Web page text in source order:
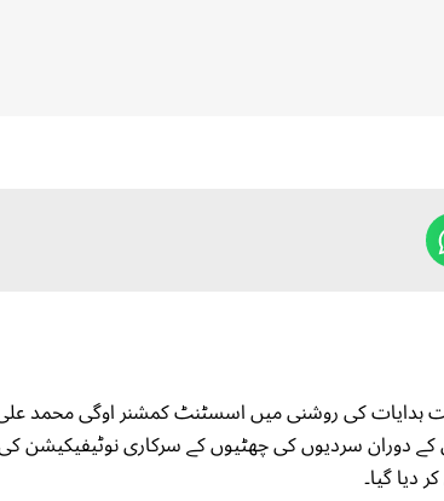
ہدایات کی روشنی میں اسسٹنٹ کمشنر اوگی محمد
کے دوران سردیوں کی چھٹیوں کے سرکاری نوٹیفیکیشن
دیا گیا۔